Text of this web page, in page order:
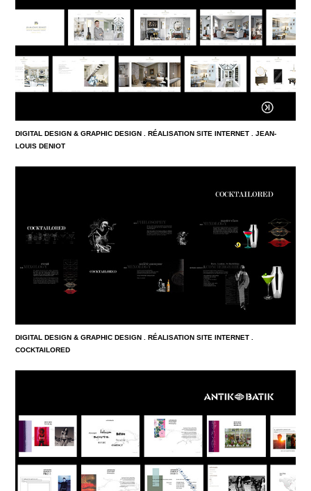
DIGITAL DESIGN & GRAPHIC DESIGN . RÉALISATION SITE INTERNET . JEAN-
LOUIS DENIOT
DIGITAL DESIGN & GRAPHIC DESIGN . RÉALISATION SITE INTERNET .
COCKTAILORED